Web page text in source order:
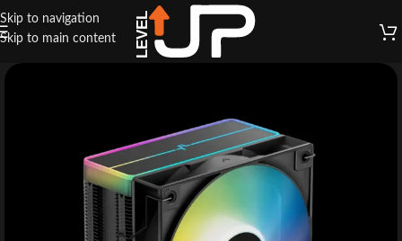
Skip to navigation
Skip to main content